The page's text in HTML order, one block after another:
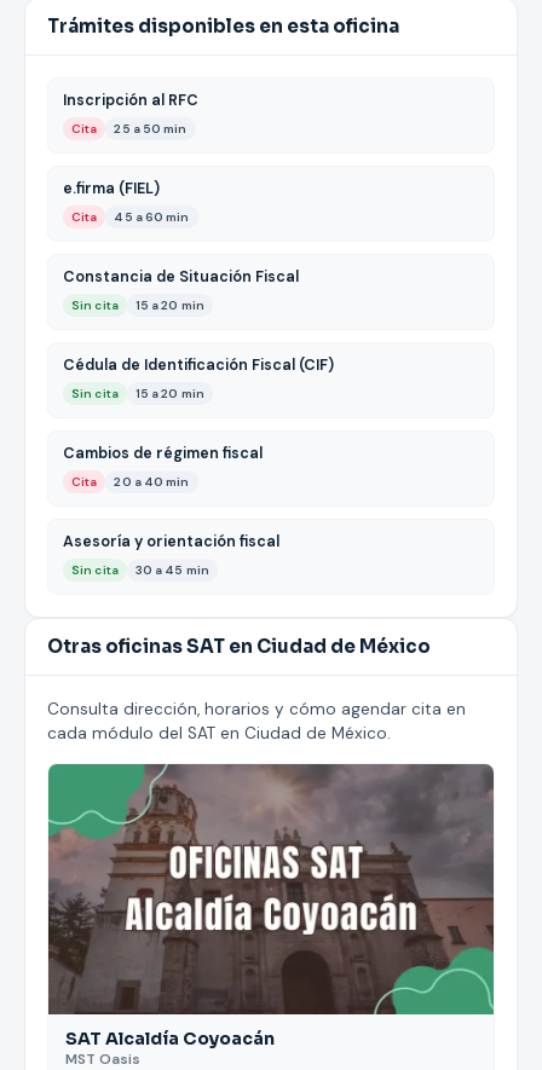
Trámites disponibles en esta oficina
Inscripción al RFC
Cita 25 a 50 min
e.firma (FIEL)
Cita 45 a 60 min
Constancia de Situación Fiscal
Sin cita 15 a 20 min
Cédula de Identificación Fiscal (CIF)
Sin cita 15 a 20 min
Cambios de régimen fiscal
Cita 20 a 40 min
Asesoría y orientación fiscal
Sin cita 30 a 45 min
Otras oficinas SAT en Ciudad de México
Consulta dirección, horarios y cómo agendar cita en
cada módulo del SAT en Ciudad de México.
SAT Alcaldía Coyoacán
MST Oasis